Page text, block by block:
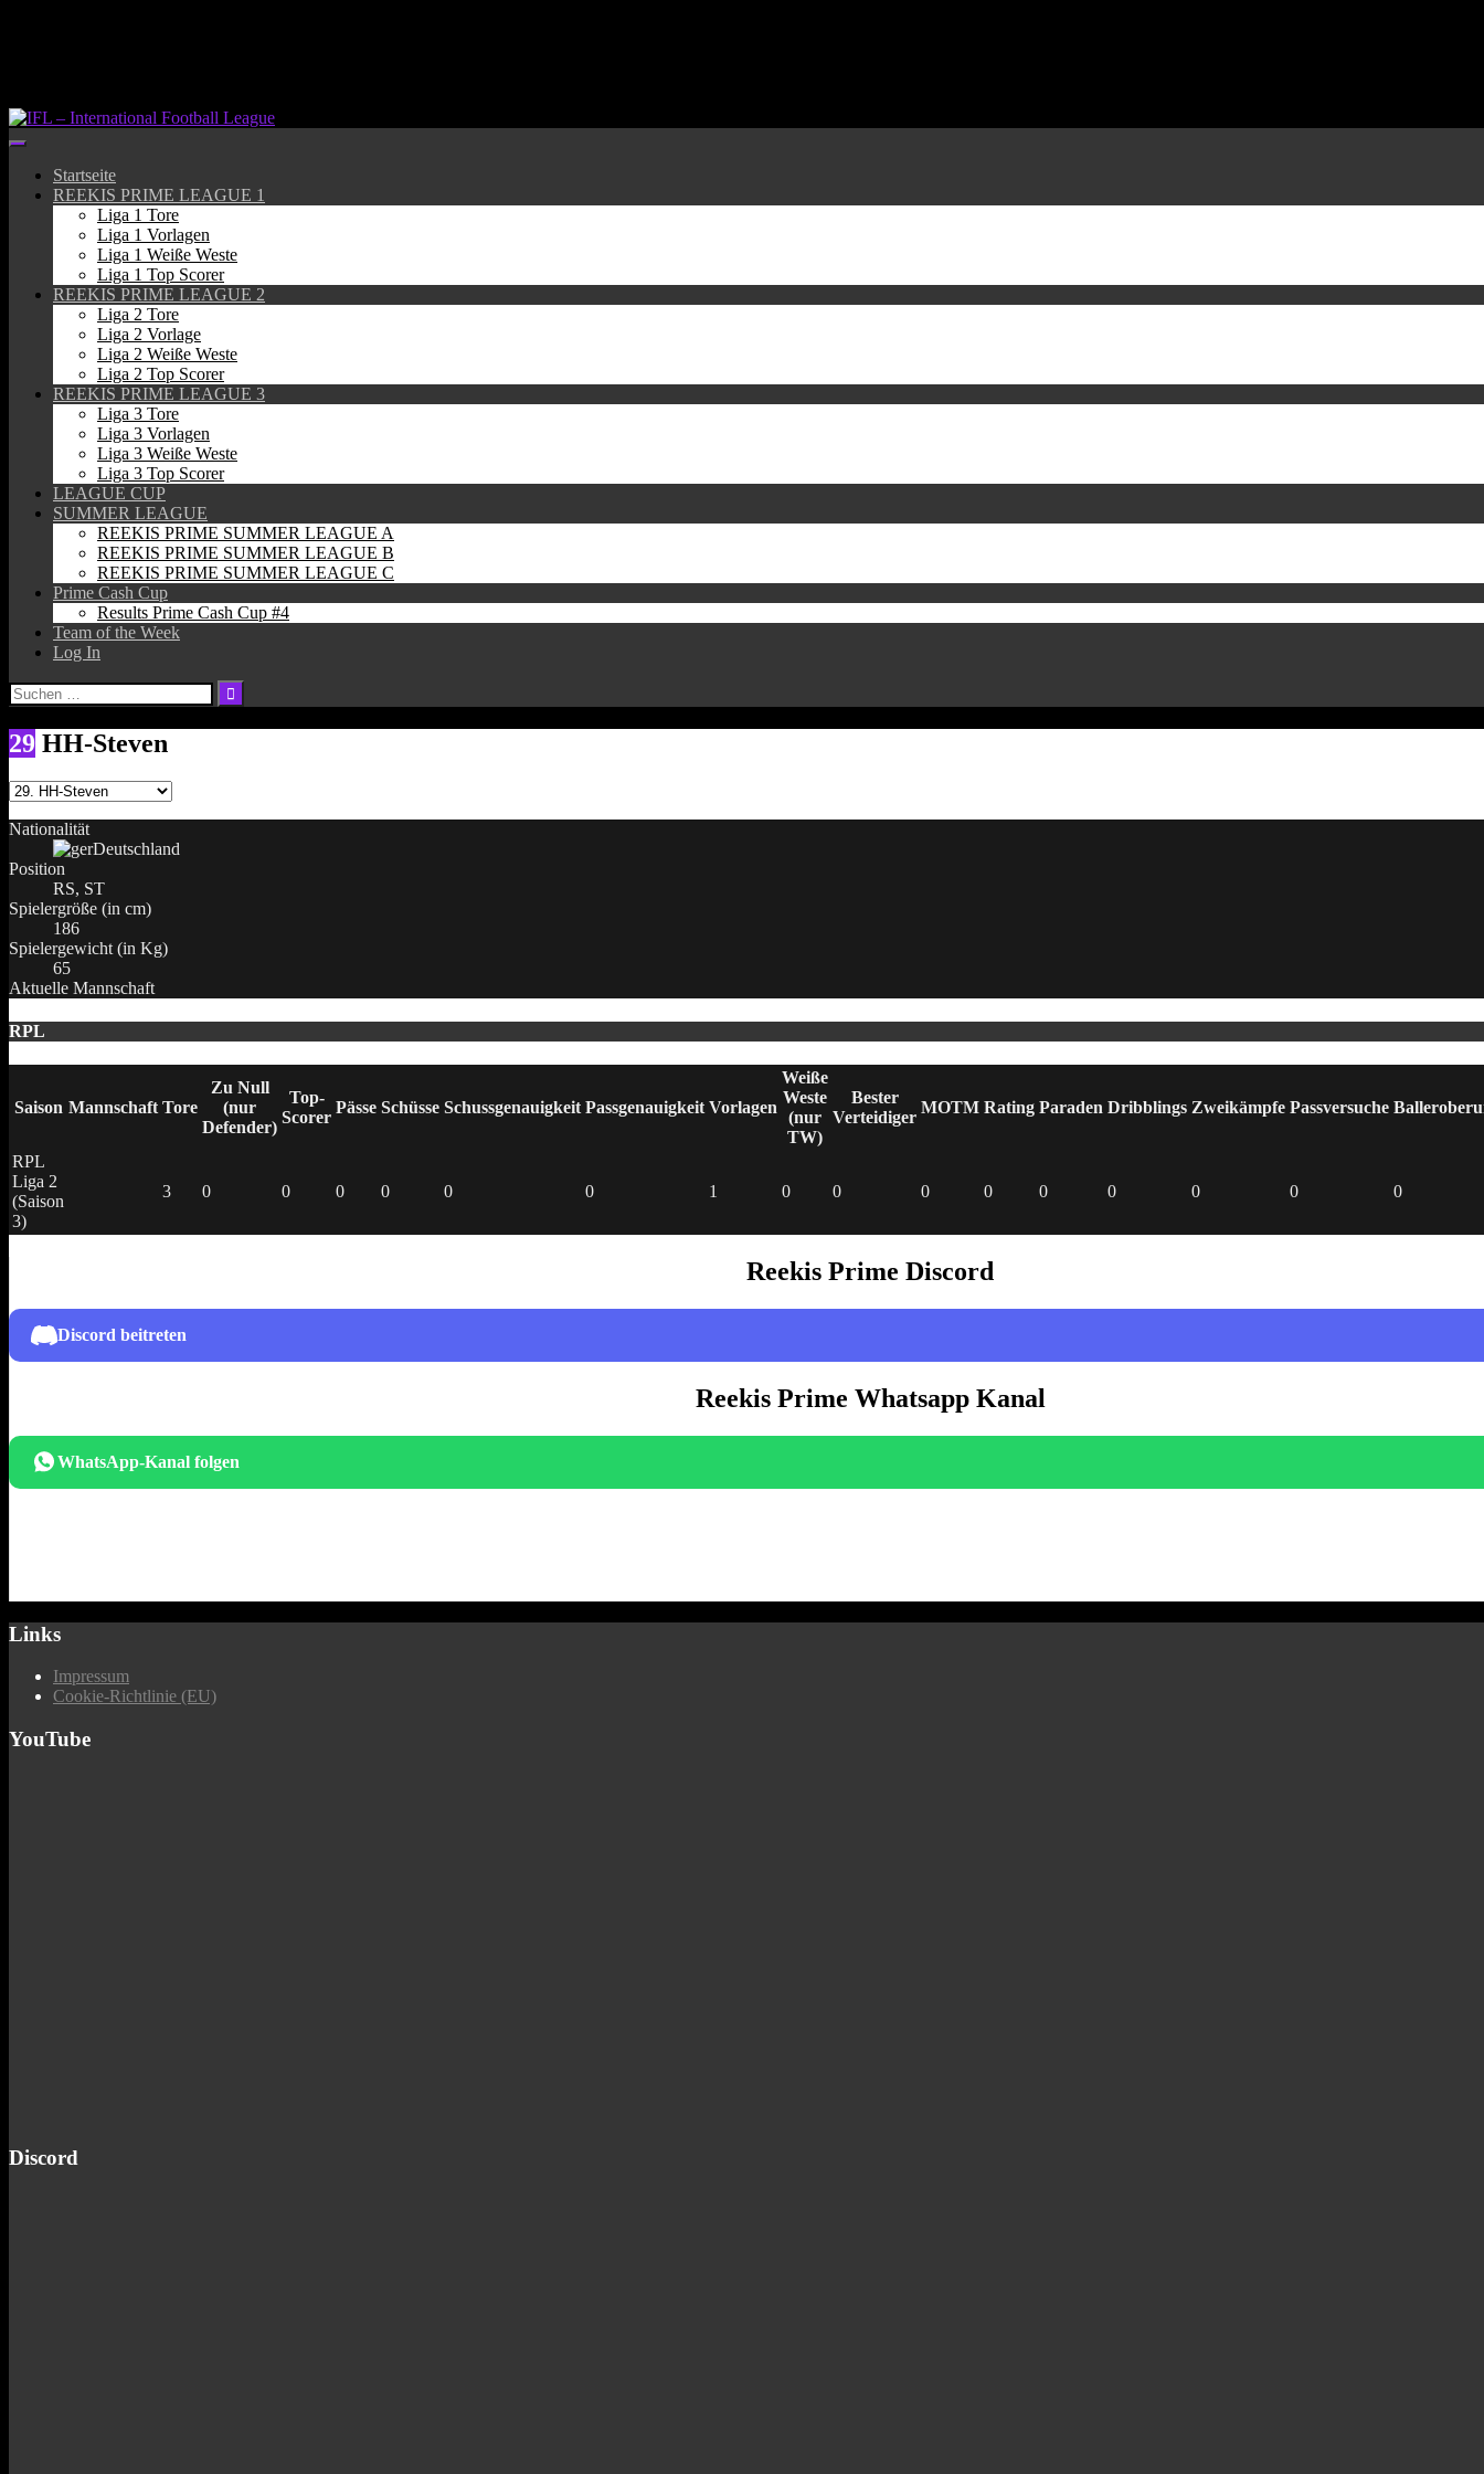
Startseite
REEKIS PRIME LEAGUE 1
Liga 1 Tore
Liga 1 Vorlagen
Liga 1 Weiße Weste
Liga 1 Top Scorer
REEKIS PRIME LEAGUE 2
Liga 2 Tore
Liga 2 Vorlage
Liga 2 Weiße Weste
Liga 2 Top Scorer
REEKIS PRIME LEAGUE 3
Liga 3 Tore
Liga 3 Vorlagen
Liga 3 Weiße Weste
Liga 3 Top Scorer
LEAGUE CUP
SUMMER LEAGUE
REEKIS PRIME SUMMER LEAGUE A
REEKIS PRIME SUMMER LEAGUE B
REEKIS PRIME SUMMER LEAGUE C
Prime Cash Cup
Results Prime Cash Cup #4
Team of the Week
Log In
Suchen
nach:
29 HH-Steven
Nationalität
Deutschland
Position
RS, ST
Spielergröße (in cm)
186
Spielergewicht (in Kg)
65
Aktuelle Mannschaft
RPL
Saison Mannschaft Tore
Zu Null
(nur
Defender)
Top-
Scorer
Pässe Schüsse Schussgenauigkeit Passgenauigkeit Vorlagen
Weiße
Weste
(nur
TW)
Bester
Verteidiger
MOTM Rating Paraden Dribblings Zweikämpfe Passversuche
RPL
Liga 2
(Saison
3)
3 0 0 0 0 0 0 1 0 0 0 0 0 0 0 0 0
Reekis Prime Discord
Discord beitreten
Reekis Prime Whatsapp Kanal
WhatsApp-Kanal folgen
Links
Impressum
Cookie-Richtlinie (EU)
YouTube
Discord